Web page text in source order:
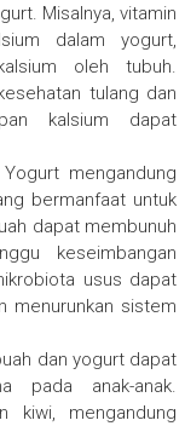
Misalnya, vitamin
dalam yogurt,
oleh tubuh.
tulang dan
kalsium dapat
Yogurt mengandung
bermanfaat untuk
dapat membunuh
keseimbangan
usus dapat
menurunkan sistem
dan yogurt dapat
pada anak-anak.
kiwi, mengandung